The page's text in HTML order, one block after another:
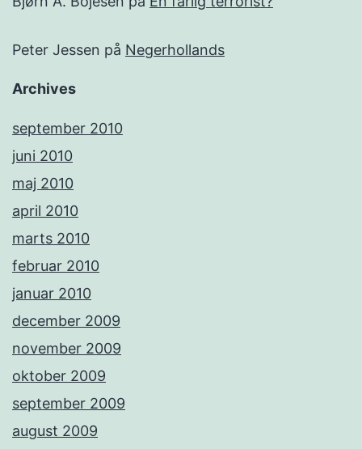
Peter Jessen på Negerhollands
Archives
september 2010
juni 2010
maj 2010
april 2010
marts 2010
februar 2010
januar 2010
december 2009
november 2009
oktober 2009
september 2009
august 2009